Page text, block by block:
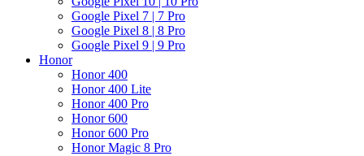
Google Pixel 7 | 7 Pro
Google Pixel 8 | 8 Pro
Google Pixel 9 | 9 Pro
Honor
Honor 400
Honor 400 Lite
Honor 400 Pro
Honor 600
Honor 600 Pro
Honor Magic 8 Pro